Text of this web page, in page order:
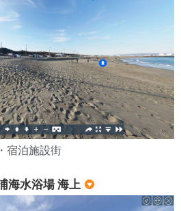
宿泊施設街
海水浴場 海上